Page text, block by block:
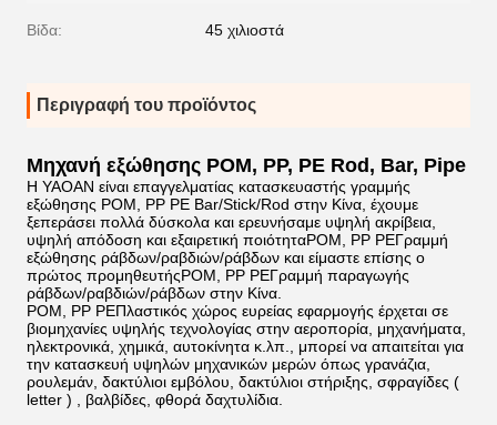
Βίδα: 45 χιλιοστά
Περιγραφή του προϊόντος
Μηχανή εξώθησης POM, PP, PE Rod, Bar, Pipe
Η YAOAN είναι επαγγελματίας κατασκευαστής γραμμής
εξώθησης POM, PP PE Bar/Stick/Rod στην Κίνα, έχουμε
ξεπεράσει πολλά δύσκολα και ερευνήσαμε υψηλή ακρίβεια,
υψηλή απόδοση και εξαιρετική ποιότηταPOM, PP PEΓραμμή
εξώθησης ράβδων/ραβδιών/ράβδων και είμαστε επίσης ο
πρώτος προμηθευτήςPOM, PP PEΓραμμή παραγωγής
ράβδων/ραβδιών/ράβδων στην Κίνα.
POM, PP PEΠλαστικός χώρος ευρείας εφαρμογής έρχεται σε
βιομηχανίες υψηλής τεχνολογίας στην αεροπορία, μηχανήματα,
ηλεκτρονικά, χημικά, αυτοκίνητα κ.λπ., μπορεί να απαιτείται για
την κατασκευή υψηλών μηχανικών μερών όπως γρανάζια,
ρουλεμάν, δακτύλιοι εμβόλου, δακτύλιοι στήριξης, σφραγίδες (
letter ) , βαλβίδες, φθορά δαχτυλίδια.